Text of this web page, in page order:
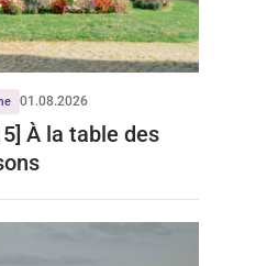
01.08.2026
À la table des